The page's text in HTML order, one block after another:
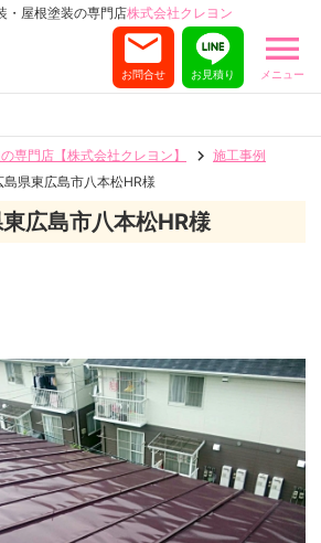
・屋根塗装の専門店株式会社クレヨン
メニュー
お見積り
お問合せ
専門店【株式会社クレヨン】
施工事例
県東広島市八本松HR様
広島市八本松HR様